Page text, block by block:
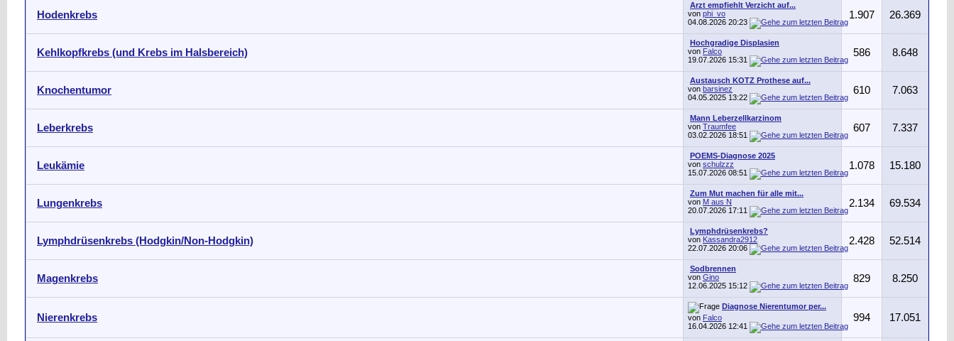
Hodenkrebs
Arzt empfiehlt Verzicht auf...
von phi_vo
04.08.2026 20:23
1.907 26.369
Kehlkopfkrebs (und Krebs im Halsbereich)
Hochgradige Displasien
von Falco
19.07.2026 15:31
586 8.648
Knochentumor
Austausch KOTZ Prothese auf...
von barsinez
04.05.2025 13:22
610 7.063
Leberkrebs
Mann Leberzellkarzinom
von Traumfee
03.02.2026 18:51
607 7.337
Leukämie
POEMS-Diagnose 2025
von schulzzz
15.07.2026 08:51
1.078 15.180
Lungenkrebs
Zum Mut machen für alle mit...
von M aus N
20.07.2026 17:11
2.134 69.534
Lymphdrüsenkrebs (Hodgkin/Non-Hodgkin)
Lymphdrüsenkrebs?
von Kassandra2912
22.07.2026 20:06
2.428 52.514
Magenkrebs
Sodbrennen
von Gino
12.06.2025 15:12
829 8.250
Nierenkrebs
Diagnose Nierentumor per...
von Falco
16.04.2026 12:41
994 17.051